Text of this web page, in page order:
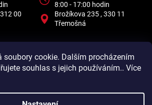
soubory cookie. Dalším procházením
souhlas s jejich používáním.. Více
00
8:00 - 17:00 hodin
Brožíkova 235 , 330 11
Třemošná